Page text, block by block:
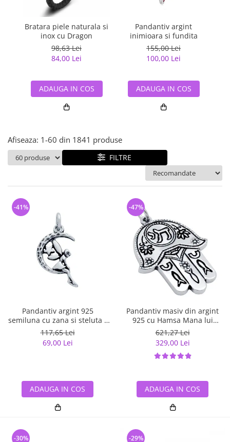
semipretioase
Bijuterii argint placat cu aur
Bijuterii argint cu diverse
Bijuterii de Lux
Bijuterii gotice si rock
Bijuterii Handmade
Bijuterii fantezie
Bijuterii tungsten
Solutii si lavete de curatare
bijuterii argint
Bratara piele naturala si
inox cu Dragon
98,63 Lei
84,00 Lei
ADAUGA IN COS
Pandantiv argint
inimioara si fundita
155,00 Lei
100,00 Lei
ADAUGA IN COS
Afiseaza: 1-60 din 1841 produse
FILTRE
Pandantiv argint 925
semiluna cu zana si steluta -
Be Fantastic PSX0560
117,65 Lei
69,00 Lei
-41%
ADAUGA IN COS
Pandantiv masiv din argint
925 cu Hamsa Mana lui
Fatima
621,27 Lei
329,00 Lei
-47%
ADAUGA IN COS
-30% -29%